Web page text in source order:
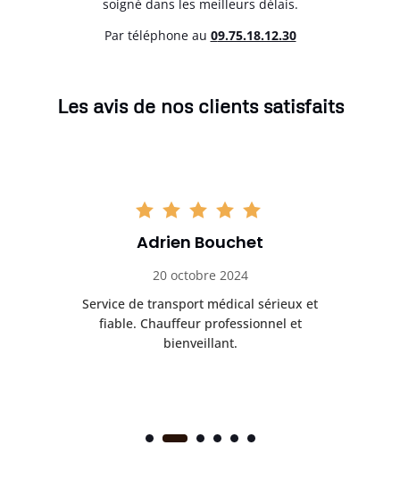
soigné dans les meilleurs délais.
Par téléphone au 09.75.18.12.30
Les avis de nos clients satisfaits
Adrien Bouchet
20 octobre 2024
Service de transport médical sérieux et
fiable. Chauffeur professionnel et
bienveillant.